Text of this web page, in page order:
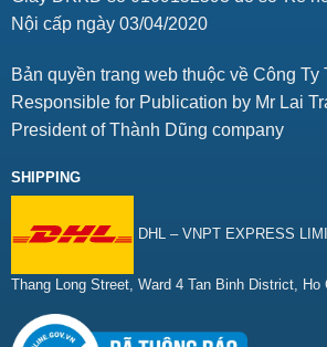
Nội cấp ngày 03/04/2020
Bản quyền trang web thuộc về Công
Responsible for Publication by Mr Lai
President of Thành Dũng company
SHIPPING
DHL – VNPT EXPRESS
Thang Long Street, Ward 4 Tan Binh District, Ho